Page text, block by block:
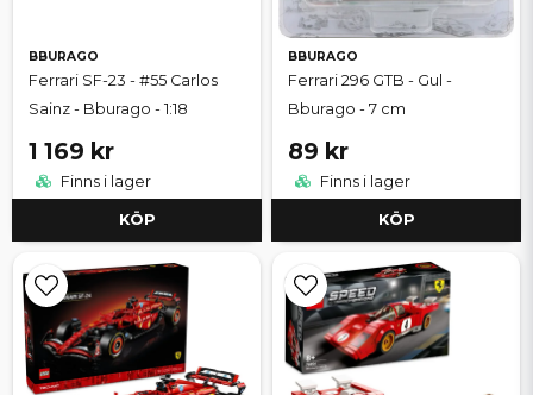
BBURAGO
Ferrari SF-23 - #55 Carlos
Sainz - Bburago - 1:18
1 169 kr
Finns i lager
KÖP
BBURAGO
Ferrari 296 GTB - Gul -
Bburago - 7 cm
89 kr
Finns i lager
KÖP